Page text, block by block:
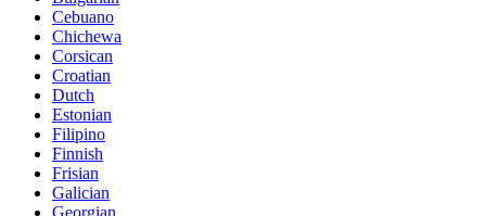
Cebuano
Chichewa
Corsican
Croatian
Dutch
Estonian
Filipino
Finnish
Frisian
Galician